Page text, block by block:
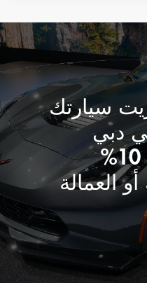
سيارتك
دبي
العمالة